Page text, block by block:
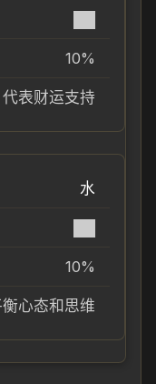
10%
表财运支持
水
10%
心态和思维